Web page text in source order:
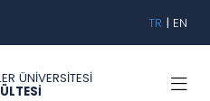
TR | EN
ÜNİVERSİTESİ